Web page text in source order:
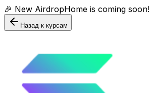
🎉 New AirdropHome is coming soon!
Назад к курсам